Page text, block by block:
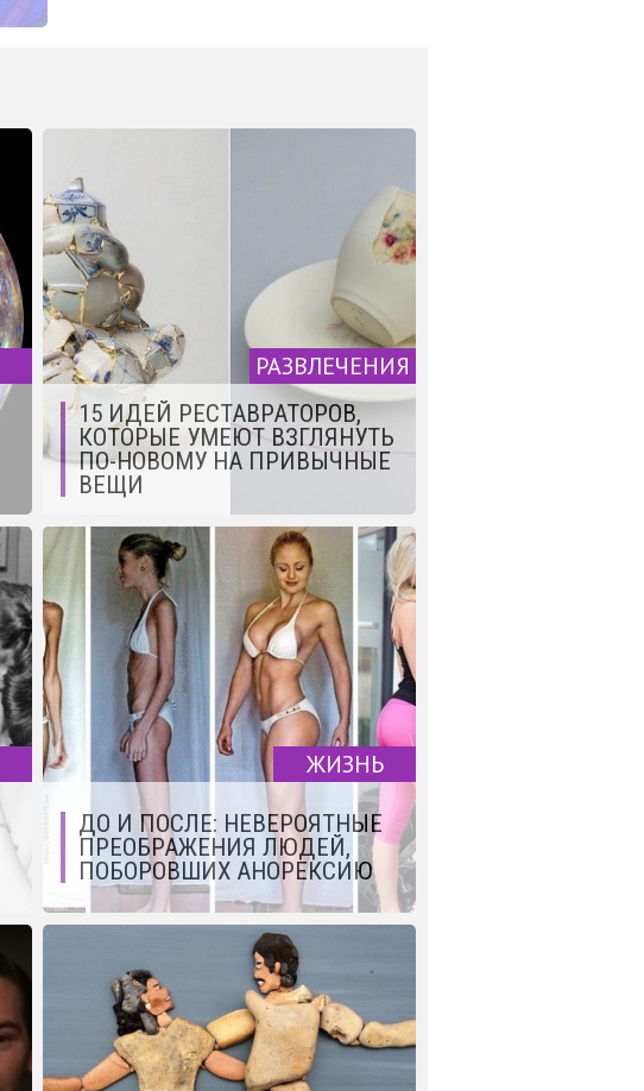
РАЗВЛЕЧЕНИЯ
15 ИДЕЙ РЕСТАВРАТОРОВ,
КОТОРЫЕ УМЕЮТ ВЗГЛЯНУТЬ
ПО-НОВОМУ НА ПРИВЫЧНЫЕ
ВЕЩИ
ЖИЗНЬ
ДО И ПОСЛЕ: НЕВЕРОЯТНЫЕ
ПРЕОБРАЖЕНИЯ ЛЮДЕЙ,
ПОБОРОВШИХ АНОРЕКСИЮ